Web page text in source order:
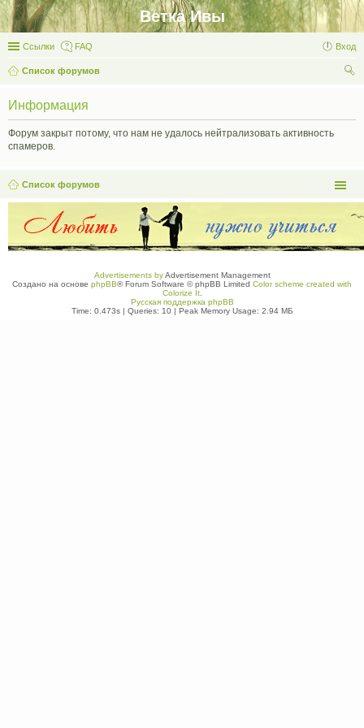
Ветка Ивы
Ссылки FAQ Вход
Список форумов
Информация
Форум закрыт потому, что нам не удалось нейтрализовать активность
спамеров.
Список форумов
Advertisements byAdvertisement Management
Создано на основе phpBB® Forum Software © phpBB Limited Color scheme created with
Colorize It.
Русская поддержка phpBB
Time: 0.473s| Queries: 10| Peak Memory Usage: 2.94 МБ